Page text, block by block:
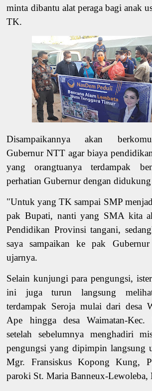
minta dibantu alat peraga bagi anak
TK.
Disampaikannya akan
Gubernur NTT agar biaya
yang orangtuanya terdampak
perhatian Gubernur dengan
"Untuk yang TK sampai SMP
pak Bupati, nanti yang SMA kita
Pendidikan Provinsi tangani,
saya sampaikan ke pak
ujarnya.
Selain kunjungi para pengungsi,
ini juga turun langsung
terdampak Seroja mulai dari desa
Ape hingga desa Waimatan-
setelah sebelumnya menghadiri
pengungsi yang dipimpin langsung
Mgr. Fransiskus Kopong Kung,
paroki St. Maria Banneux-